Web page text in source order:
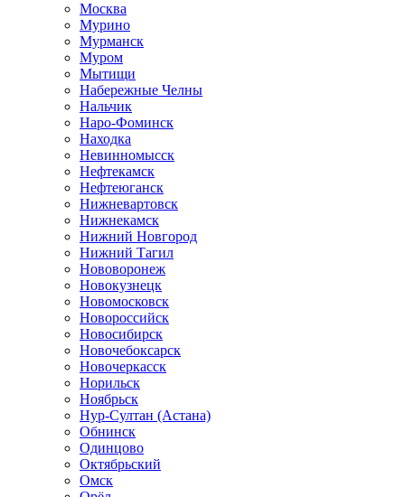
Москва
Мурино
Мурманск
Муром
Мытищи
Набережные Челны
Нальчик
Наро-Фоминск
Находка
Невинномысск
Нефтекамск
Нефтеюганск
Нижневартовск
Нижнекамск
Нижний Новгород
Нижний Тагил
Нововоронеж
Новокузнецк
Новомосковск
Новороссийск
Новосибирск
Новочебоксарск
Новочеркасск
Норильск
Ноябрьск
Нур-Султан (Астана)
Обнинск
Одинцово
Октябрьский
Омск